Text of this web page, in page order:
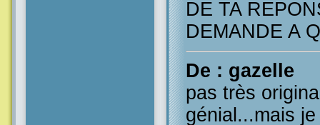
DE TA
DEMANDE A
De : gazelle
pas très
génial...mais